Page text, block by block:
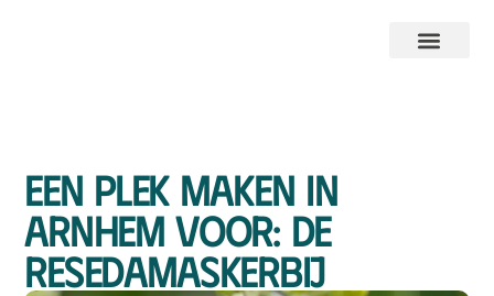
Een plek maken in
Arnhem voor: de
resedamaskerbij